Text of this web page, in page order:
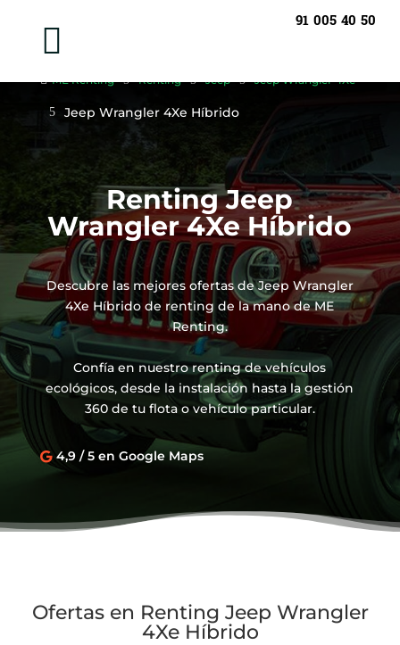

91 005 40 50
 ME Renting 5 Renting 5 Jeep 5 Jeep Wrangler 4Xe
5 Jeep Wrangler 4Xe Híbrido
Renting Jeep
Wrangler 4Xe Híbrido
Descubre las mejores ofertas de Jeep Wrangler
4Xe Híbrido de renting de la mano de ME
Renting.
Confía en nuestro renting de vehículos
ecológicos, desde la instalación hasta la gestión
360 de tu flota o vehículo particular.
 4,9 / 5 en Google Maps
Ofertas en Renting Jeep Wrangler
4Xe Híbrido